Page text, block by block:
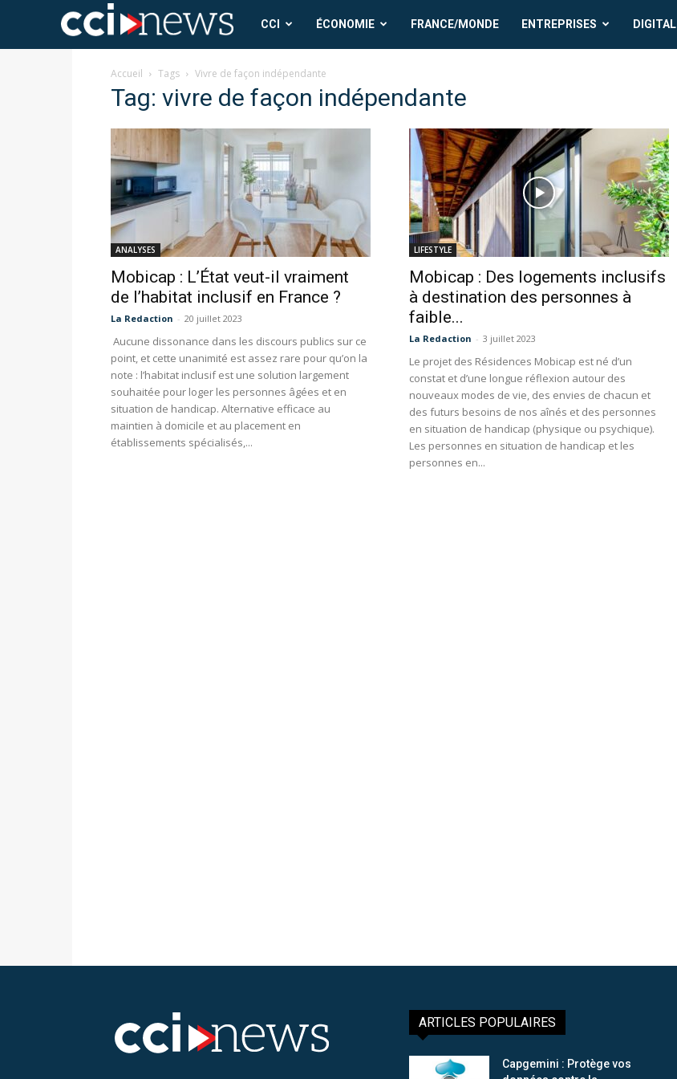
CCI
News
CCI ÉCONOMIE FRANCE/MONDE ENTREPRISES DIGITAL
Accueil Tags Vivre de façon indépendante
Tag: vivre de façon indépendante
ANALYSES
Mobicap : L’État veut-il vraiment
de l’habitat inclusif en France ?
La Redaction - 20 juillet 2023
Aucune dissonance dans les discours publics sur ce
point, et cette unanimité est assez rare pour qu’on la
note : l’habitat inclusif est une solution largement
souhaitée pour loger les personnes âgées et en
situation de handicap. Alternative efficace au
maintien à domicile et au placement en
établissements spécialisés,...
LIFESTYLE
Mobicap : Des logements inclusifs
à destination des personnes à
faible...
La Redaction - 3 juillet 2023
Le projet des Résidences Mobicap est né d’un
constat et d’une longue réflexion autour des
nouveaux modes de vie, des envies de chacun et
des futurs besoins de nos aînés et des personnes
en situation de handicap (physique ou psychique).
Les personnes en situation de handicap et les
personnes en...
ARTICLES POPULAIRES
Capgemini : Protège vos